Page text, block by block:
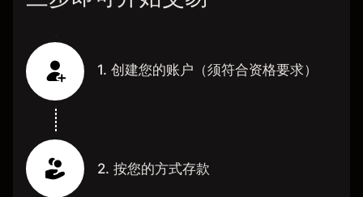
1. 创建您的账户（须符合资格要求）
2. 按您的方式存款